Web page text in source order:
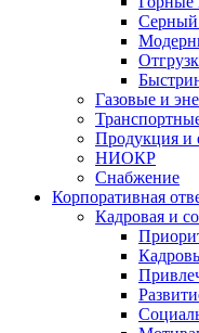
Серный
Газовые и
Продукция и
НИОКР
Снабжение
Корпоративная
Кадровая и